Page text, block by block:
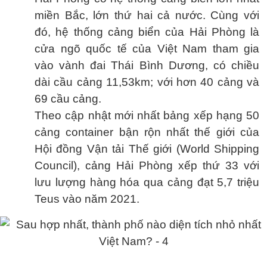
miền Bắc, lớn thứ hai cả nước. Cùng với
đó, hệ thống cảng biển của Hải Phòng là
cửa ngõ quốc tế của Việt Nam tham gia
vào vành đai Thái Bình Dương, có chiều
dài cầu cảng 11,53km; với hơn 40 cảng và
69 cầu cảng.
Theo cập nhật mới nhất bảng xếp hạng 50
cảng container bận rộn nhất thế giới của
Hội đồng Vận tải Thế giới (World Shipping
Council), cảng Hải Phòng xếp thứ 33 với
lưu lượng hàng hóa qua cảng đạt 5,7 triệu
Teus vào năm 2021.